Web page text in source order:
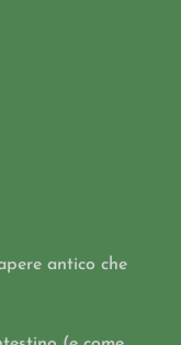
antico che